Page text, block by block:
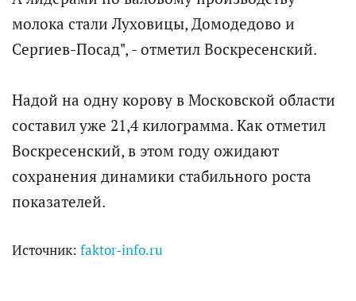
молока стали Луховицы, Домодедово и
Сергиев-Посад", - отметил Воскресенский.
Надой на одну корову в Московской области
составил уже 21,4 килограмма. Как отметил
Воскресенский, в этом году ожидают
сохранения динамики стабильного роста
показателей.
Источник: faktor-info.ru